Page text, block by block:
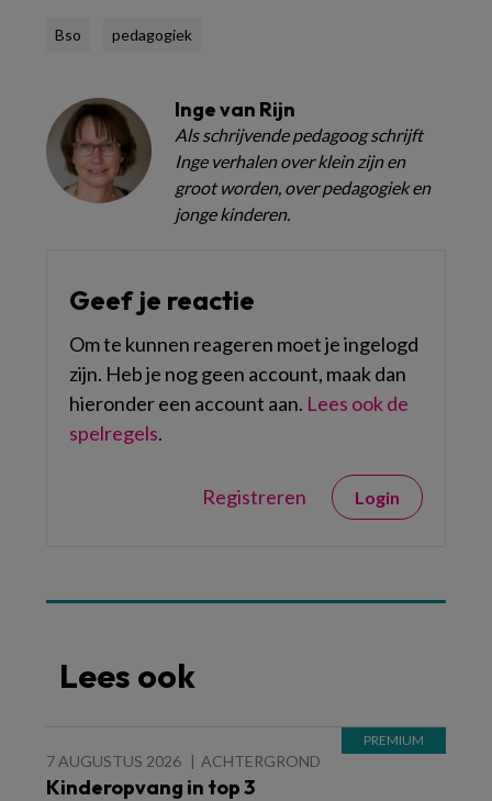
Bso pedagogiek
Inge van Rijn
Als schrijvende pedagoog schrijft
Inge verhalen over klein zijn en
groot worden, over pedagogiek en
jonge kinderen.
Geef je reactie
Om te kunnen reageren moet je ingelogd
zijn. Heb je nog geen account, maak dan
hieronder een account aan. Lees ook de
spelregels.
Registreren Login
Lees ook
7 AUGUSTUS 2026 ACHTERGROND
Kinderopvang in top 3